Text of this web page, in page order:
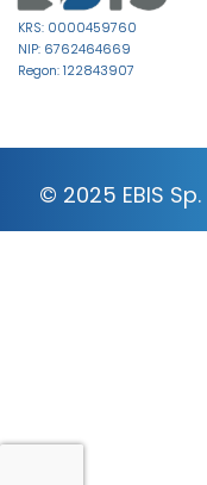
KRS: 0000459760
NIP: 6762464669
Regon: 122843907
© 2025 EBIS Sp.